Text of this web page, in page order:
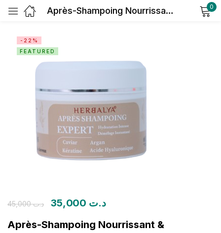
Après-Shampoing Nourrissant & Démêlant 0
-22%
FEATURED
د.ت45,000 د.ت
Après-Shampoing Nourrissant &
Remember me
Log in